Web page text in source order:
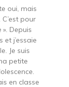
oui, mais
pour
Depuis
j’essaie
Je suis
petite
en classe